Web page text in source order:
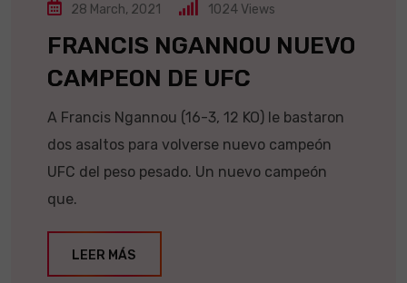
28 March, 2021 1024 Views
FRANCIS NGANNOU NUEVO
CAMPEON DE UFC
A Francis Ngannou (16-3, 12 KO) le bastaron
dos asaltos para volverse nuevo campeón
UFC del peso pesado. Un nuevo campeón
que.
LEER MÁS